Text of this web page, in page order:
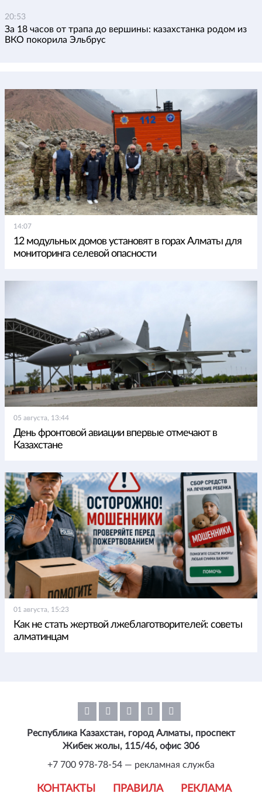
20:53
За 18 часов от трапа до вершины: казахстанка родом из
ВКО покорила Эльбрус
14:07
12 модульных домов установят в горах Алматы для
мониторинга селевой опасности
05 августа, 13:44
День фронтовой авиации впервые отмечают в
Казахстане
01 августа, 15:23
Как не стать жертвой лжеблаготворителей: советы
алматинцам
КОНТАКТЫ ПРАВИЛА РЕКЛАМА
Республика Казахстан, город Алматы, проспект
Жибек жолы, 115/46, офис 306
+7 700 978-78-54 — рекламная служба